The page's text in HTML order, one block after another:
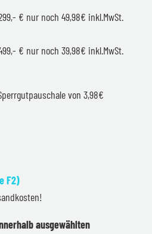
€ nur noch 49,98€ inkl.MwSt.
€ nur noch 39,98€ inkl.MwSt.
von 3,98€
F2)
ausgewählten